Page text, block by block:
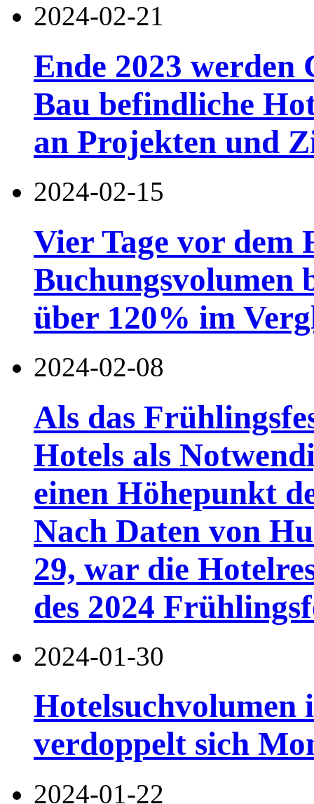
2024-02-21
Ende 2023 werden
Bau befindliche
an Projekten und
2024-02-15
Vier Tage vor dem
Buchungsvolumen
über 120% im
2024-02-08
Als das
Hotels als
einen Höhepunkt
Nach Daten von
29, war die
des 2024
2024-01-30
Hotelsuchvolumen
verdoppelt sich
2024-01-22